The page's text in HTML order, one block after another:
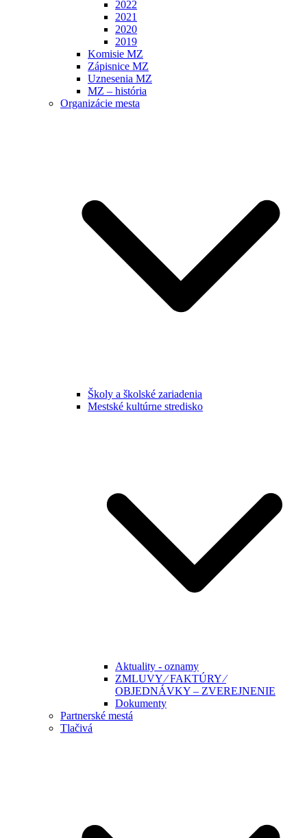
2022
2021
2020
2019
Komisie MZ
Zápisnice MZ
Uznesenia MZ
MZ – história
Organizácie mesta
Školy a školské zariadenia
Mestské kultúrne stredisko
Aktuality - oznamy
ZMLUVY ⁄ FAKTÚRY ⁄
OBJEDNÁVKY – ZVEREJNENIE
Dokumenty
Partnerské mestá
Tlačivá